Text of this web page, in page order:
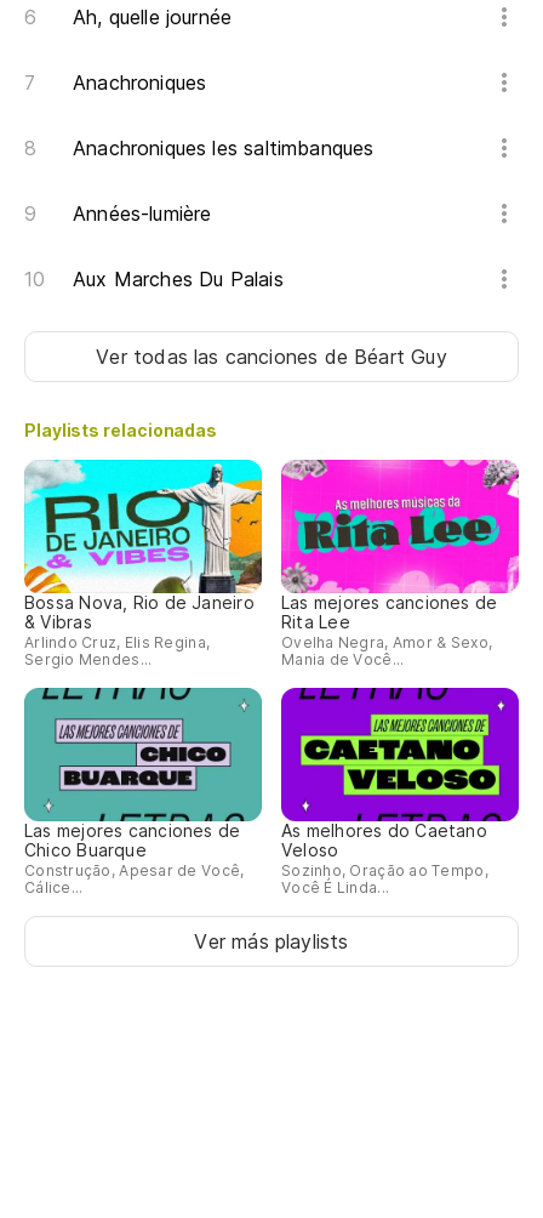
Ah, quelle journée
Anachroniques
Anachroniques les saltimbanques
Années-lumière
Aux Marches Du Palais
Ver todas las canciones de Béart Guy
Playlists relacionadas
Bossa Nova, Rio de Janeiro
& Vibras
Arlindo Cruz, Elis Regina,
Sergio Mendes...
Las mejores canciones de
Rita Lee
Ovelha Negra, Amor & Sexo,
Mania de Você...
Las mejores canciones de
Chico Buarque
Construção, Apesar de Você,
Cálice...
As melhores do Caetano
Veloso
Sozinho, Oração ao Tempo,
Você É Linda...
Ver más playlists